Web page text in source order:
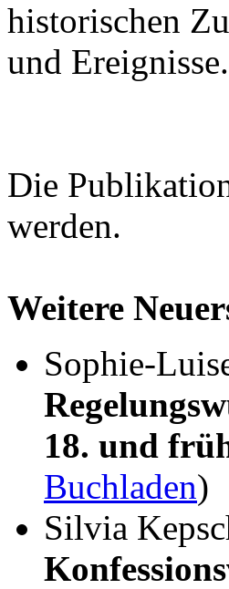
historischen
und Ereignisse.
Die
werden.
Weitere
Sophie-
18. und
Buchladen)
Silvia